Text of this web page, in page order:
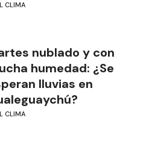
CLIMA
nublado y con
humedad: ¿Se
lluvias en
CLIMA